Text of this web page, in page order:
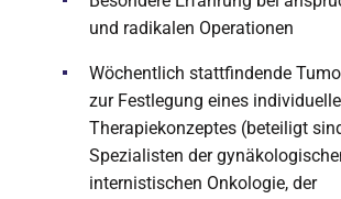
und radikalen Operationen
Wöchentlich stattfindende
zur Festlegung eines
Therapiekonzeptes (beteiligt
Spezialisten der
internistischen Onkologie, der